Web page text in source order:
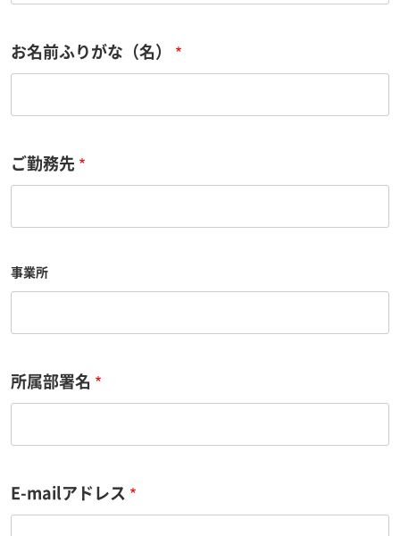
お名前ふりがな（名）
ご勤務先
事業所
所属部署名
-
m
E-mailアドレス